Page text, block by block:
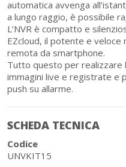
automatica avvenga
a lungo raggio, è possibile
L’NVR è compatto e
EZcloud, il potente e
remota da smartphone.
Tutto questo per realizzare
immagini live e registrate e
push su allarme.
SCHEDA TECNICA
Codice
UNVKIT15